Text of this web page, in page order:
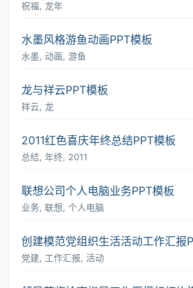
祝福, 龙年
水墨风格游鱼动画PPT模板
水墨, 动画, 游鱼
龙与祥云PPT模板
祥云, 龙
2011红色喜庆年终总结PPT模板
总结, 年终, 2011
联想公司个人电脑业务PPT模板
业务, 联想, 个人电脑
创建模范党组织生活活动工作汇报
党建, 工作汇报, 活动